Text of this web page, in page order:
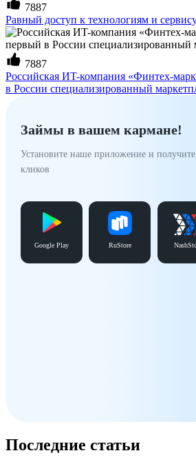
7887
Равный доступ к технологиям и
7887
Российская ИT-компания «Финтех-
в России специализированный
Займы в вашем кармане!
Установите наше приложение и получите
кликов
Google Play RuStore
Последние статьи